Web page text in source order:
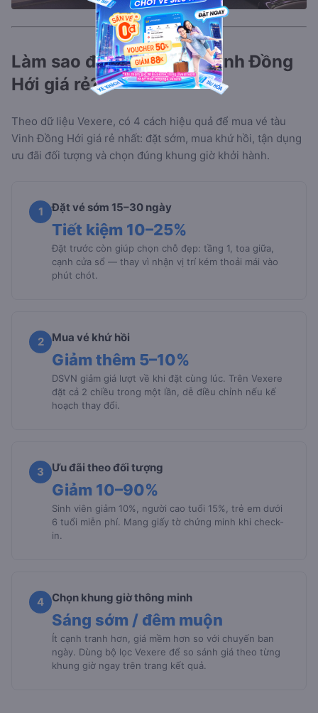
Làm sao để mua vé tàu Vinh Đồng
Hới giá rẻ?
Theo dữ liệu Vexere, có 4 cách hiệu quả để mua vé tàu
Vinh Đồng Hới giá rẻ nhất: đặt sớm, mua khứ hồi, tận dụng
ưu đãi đối tượng và chọn đúng khung giờ khởi hành.
1 Đặt vé sớm 15–30 ngày
Tiết kiệm 10–25%
Đặt trước còn giúp chọn chỗ đẹp: tầng 1, toa giữa,
cạnh cửa sổ — thay vì nhận vị trí kém thoải mái vào
phút chót.
2 Mua vé khứ hồi
Giảm thêm 5–10%
DSVN giảm giá lượt về khi đặt cùng lúc. Trên Vexere
đặt cả 2 chiều trong một lần, dễ điều chỉnh nếu kế
hoạch thay đổi.
3 Ưu đãi theo đối tượng
Giảm 10–90%
Sinh viên giảm 10%, người cao tuổi 15%, trẻ em dưới
6 tuổi miễn phí. Mang giấy tờ chứng minh khi check-
in.
4 Chọn khung giờ thông minh
Sáng sớm / đêm muộn
Ít cạnh tranh hơn, giá mềm hơn so với chuyến ban
ngày. Dùng bộ lọc Vexere để so sánh giá theo từng
khung giờ ngay trên trang kết quả.